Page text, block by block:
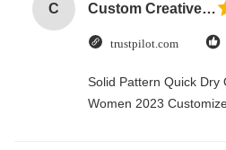
C Custom Creative Goodie Christmas Kraft Paper Gift Bag with Your Own Logo for Xmas Decorative Party
trustpilot.com
Solid Pattern Quick Dry
Women 2023